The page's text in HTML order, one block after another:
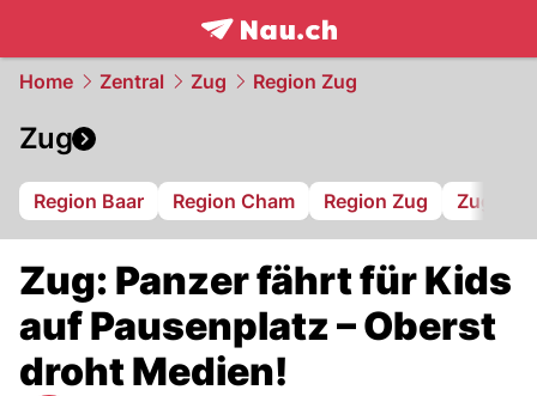
frontpage.NAU.ch
Home Zentral Zug Region Zug
Zug
Region Baar Region Cham Region Zug Zug 94
Zug: Panzer fährt für Kids
auf Pausenplatz – Oberst
droht Medien!